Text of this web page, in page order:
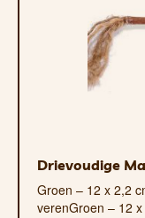
Drievoudige
Groen – 12 x 2,2
verenGroen – 12